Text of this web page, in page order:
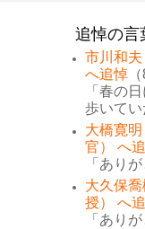
追悼の言
市川和夫
へ追悼
「春の
歩いてい
大橋寛
官） へ
「あり
大久保
授） へ
「あり